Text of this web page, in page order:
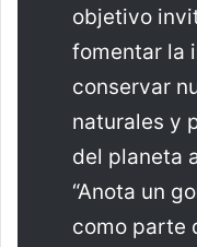
objetivo
fomentar la
conservar
naturales y
del planeta
“Anota un
como parte